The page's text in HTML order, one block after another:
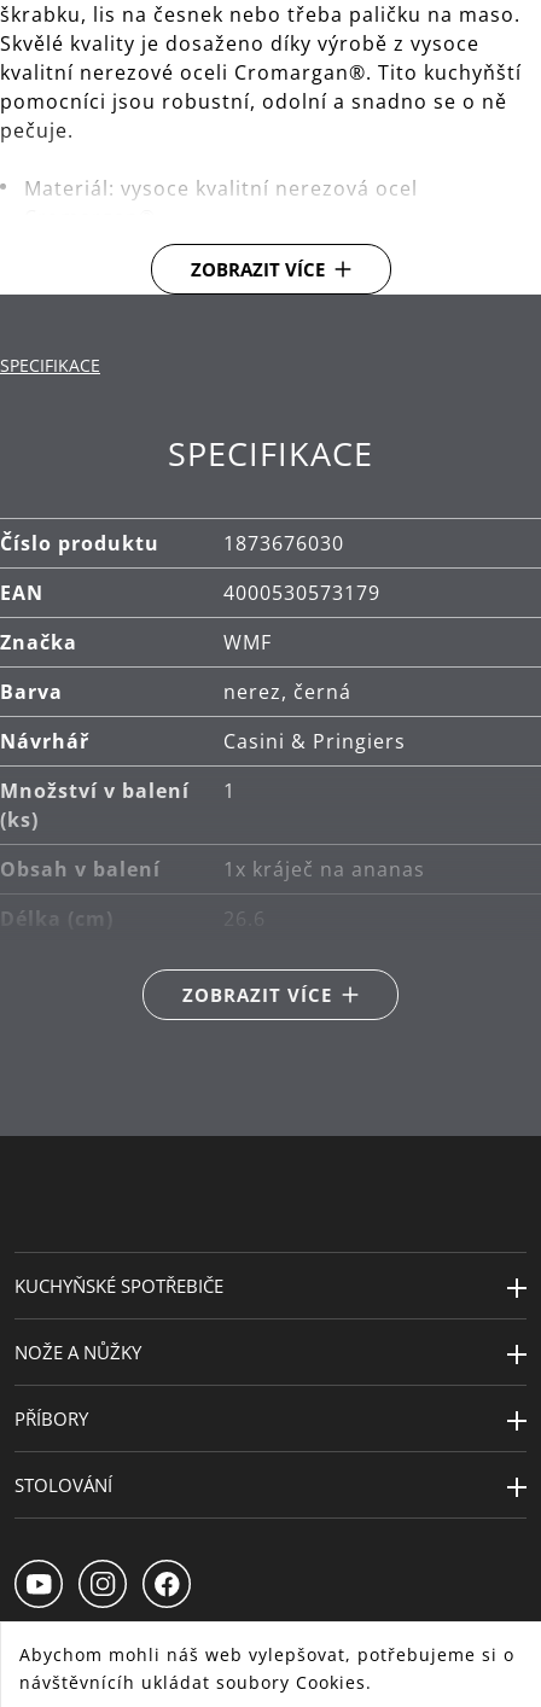
škrabku, lis na česnek nebo třeba paličku na maso.
Skvělé kvality je dosaženo díky výrobě z vysoce
kvalitní nerezové oceli Cromargan®. Tito kuchyňští
pomocníci jsou robustní, odolní a snadno se o ně
pečuje.
Materiál: vysoce kvalitní nerezová ocel
Čištění: lze mýt v myčce.
ZOBRAZIT VÍCE
SPECIFIKACE
SPECIFIKACE
Číslo produktu
1873676030
EAN
4000530573179
Značka
WMF
Barva
nerez, černá
Návrhář
Casini & Pringiers
Množství v balení
(ks)
1
Obsah v balení
1x kráječ na ananas
Délka (cm)
26.6
Hlavní materiál
nerezová ocel Cromargan®
18/10
ZOBRAZIT VÍCE
KUCHYŇSKÉ SPOTŘEBIČE
NOŽE A NŮŽKY
PŘÍBORY
STOLOVÁNÍ
Abychom mohli náš web vylepšovat, potřebujeme si o
návštěvnícíh ukládat soubory Cookies.